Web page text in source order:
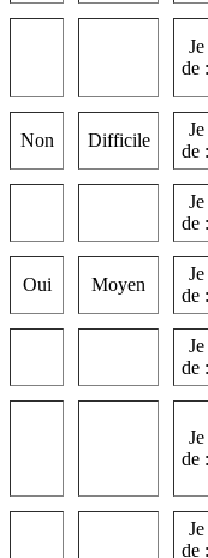
de
Non Difficile
de
de
Oui Moyen
de
de
de
de